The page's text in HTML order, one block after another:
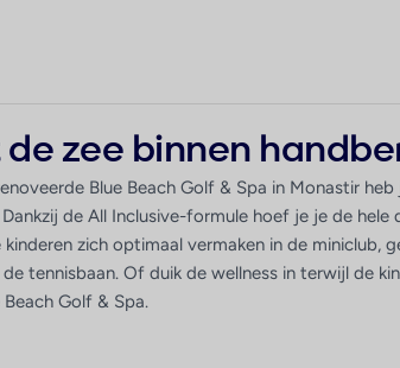
zee binnen
Blue Beach Golf & Spa in Monastir
de All Inclusive-formule hoef je je de hele
zich optimaal vermaken in de miniclub,
tennisbaan. Of duik de wellness in terwijl de
Golf & Spa.